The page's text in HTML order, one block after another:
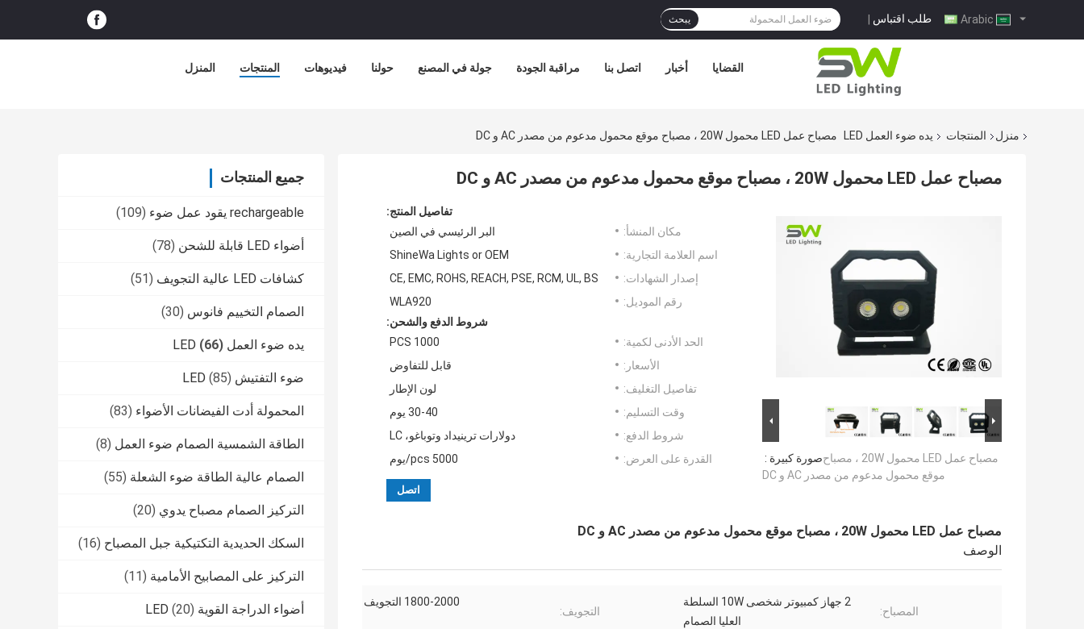
طلب اقتباس | يبحث
المنزل المنتجات فيديوهات حولنا جولة في المصنع مراقبة الجودة اتصل بنا أخبار القضايا
منزل المنتجات يده ضوء العمل LED مصباح عمل LED محمول 20W ، مصباح موقع محمول مدعوم من مصدر AC و DC
جميع المنتجات
rechargeable يقود عمل ضوء (109)
أضواء LED قابلة للشحن (78)
كشافات LED عالية التجويف (51)
الصمام التخييم فانوس (30)
يده ضوء العمل LED (66)
ضوء التفتيش LED (85)
المحمولة أدت الفيضانات الأضواء (83)
الطاقة الشمسية الصمام ضوء العمل (8)
الصمام عالية الطاقة ضوء الشعلة (55)
التركيز الصمام مصباح يدوي (20)
السكك الحديدية التكتيكية جبل المصباح (16)
التركيز على المصابيح الأمامية (11)
أضواء الدراجة القوية LED (20)
مصباح عمل LED محمول 20W ، مصباح موقع محمول مدعوم من مصدر AC و DC
صورة كبيرة :مصباح عمل LED محمول 20W ، مصباح
موقع محمول مدعوم من مصدر AC و DC
تفاصيل المنتج:
مكان المنشأ:
البر الرئيسي في الصين
اسم العلامة التجارية:
ShineWa Lights or OEM
إصدار الشهادات:
CE, EMC, ROHS, REACH, PSE, RCM, UL, BS
رقم الموديل:
WLA920
شروط الدفع والشحن:
الحد الأدنى لكمية:
1000 PCS
الأسعار:
قابل للتفاوض
تفاصيل التغليف:
لون الإطار
وقت التسليم:
30-40 يوم
شروط الدفع:
دولارات ترينيداد وتوباغو، LC
القدرة على العرض:
5000 pcs/يوم
اتصل
مصباح عمل LED محمول 20W ، مصباح موقع محمول مدعوم من مصدر AC و DC
الوصف
المصباح:
2 جهاز كمبيوتر شخصى 10W السلطة
العليا الصمام
التجويف:
1800-2000 التجويف